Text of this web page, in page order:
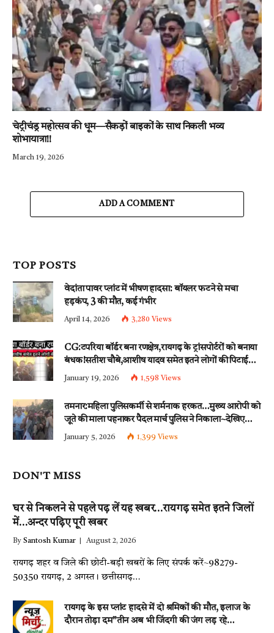
चेट्रीचंड्र महोत्सव की धूम—सैकड़ों बाइकों के साथ निकली भव्य
शोभायात्रा!!
March 19, 2026
ADD A COMMENT
TOP POSTS
वेदांता पावर प्लांट में भीषण हादसा: बॉयलर फटने से मचा
हड़कंप, 3 की मौत, कई गंभीर
April 14, 2026 3,280 Views
CG:टपरिया बॉर्डर बना रणक्षेत्र,रायगढ़ के ट्रांसपोर्टरों को बनाया
बंधक!सतीश चौबे,आशीष यादव समेत इतने लोगों की पिटाई…
इन धाराओं के तहत्~बंटी समेत इतने लोगों पर हुई नामजद
January 19, 2026 1,598 Views
तमनार:महिला पुलिसकर्मी से शर्मनाक हरकत…मुख्य आरोपी को
जूते की माला पहनाकर पैदल मार्च पुलिस ने निकाला~देखिए
वीडियो
January 5, 2026 1,399 Views
DON'T MISS
घर से निकलने से पहले पढ़ लें यह खबर…रायगढ़ समेत इतने जिलों
में…अन्दर पढ़िए पूरी खबर
By Santosh Kumar August 2, 2026
रायगढ़ शहर व जिले की छोटी-बड़ी खबरों के लिए संपर्क करें~98279-
50350 रायगढ़, 2 अगस्त। छत्तीसगढ़…
रायगढ़ के इस प्लांट हादसे में दो श्रमिकों की मौत, इलाज के
दौरान तोड़ा दम”तीन अब भी जिंदगी की जंग लड़ रहे…